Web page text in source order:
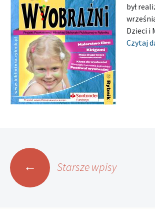
był
Dzieci i
Czytaj
Nawigacja
po
← Starsze wpisy